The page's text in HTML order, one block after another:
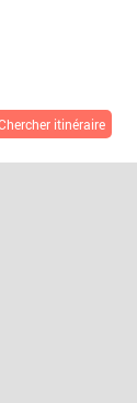
itinéraire